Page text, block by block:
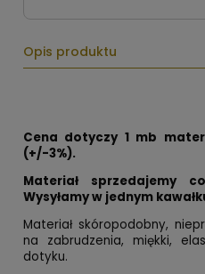
Opis produktu
Cena dotyczy 1 mb
(+/-3%).
Materiał sprzedajemy
Wysyłamy w jednym
Materiał skóropodobny,
na zabrudzenia, miękki,
dotyku.